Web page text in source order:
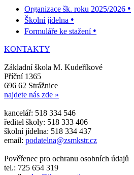
Organizace šk. roku 2025/2026 •
Školní jídelna •
Formuláře ke stažení •
KONTAKTY
Základní škola M. Kudeříkové
Příční 1365
696 62 Strážnice
najdete nás zde »
kancelář: 518 334 546
ředitel školy: 518 333 406
školní jídelna: 518 334 437
email: podatelna@zsmkstr.cz
Pověřenec pro ochranu osobních údajů
tel.: 725 654 319